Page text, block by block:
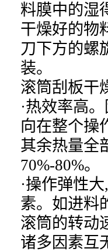
料膜中的湿
干燥好的物
刀下方的螺
装。
滚筒刮板干
·热效率高
向在整个操
其余热量全
70%-80%。
·操作弹性
素。如进料
滚筒的转动
诸多因素互